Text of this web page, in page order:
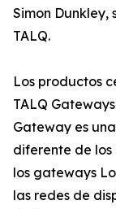
Simon
TALQ.
Los productos
TALQ
Gateway es
diferente de
los gateways
las redes de